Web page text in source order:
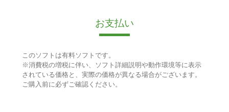
お支払い
このソフトは有料ソフトです。
※消費税の増税に伴い、ソフト詳細説明や動作環境等に表示
されている価格と、実際の価格が異なる場合がございます。
ご購入前に必ずご確認ください。